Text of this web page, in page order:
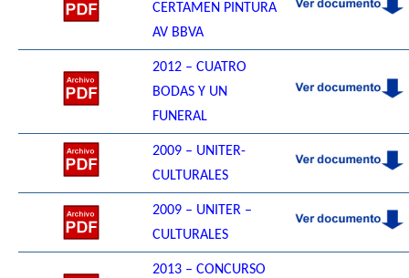
CERTAMEN PINTURA
AV BBVA
2012 – CUATRO
BODAS Y UN
FUNERAL
2009 – UNITER-
CULTURALES
2009 – UNITER –
CULTURALES
2013 – CONCURSO